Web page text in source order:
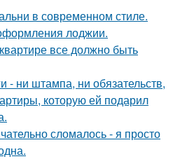
в современном стиле.
лоджии.
все должно быть
- ни штампа, ни обязательств,
которую ей подарил
сломалось - я просто